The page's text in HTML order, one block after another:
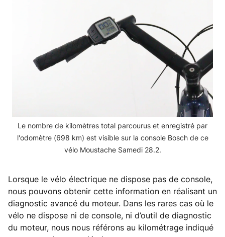
Le nombre de kilomètres total parcourus et enregistré par
l'odomètre (698 km) est visible sur la console Bosch de ce
vélo Moustache Samedi 28.2.
Lorsque le vélo électrique ne dispose pas de console,
nous pouvons obtenir cette information en réalisant un
diagnostic avancé du moteur. Dans les rares cas où le
vélo ne dispose ni de console, ni d’outil de diagnostic
du moteur, nous nous référons au kilométrage indiqué